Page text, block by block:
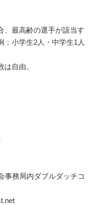
、最高齢の選手が該当す
：小学生2人・中学生1人
自由。
事務局内ダブルダッチコ